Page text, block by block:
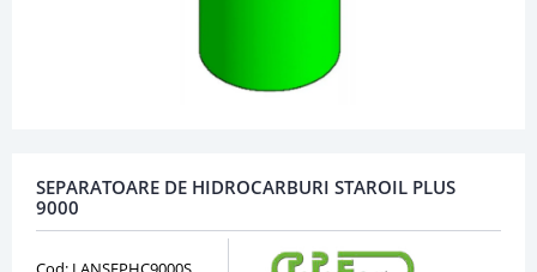
SEPARATOARE DE HIDROCARBURI STAROIL PLUS
9000